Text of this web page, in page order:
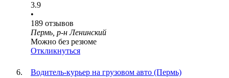
3.9
•
189 отзывов
Пермь, р-н Ленинский
Можно без резюме
Откликнуться
Водитель-курьер на грузовом авто (Пермь)